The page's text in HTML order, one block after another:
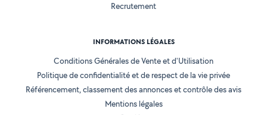
Recrutement
INFORMATIONS LÉGALES
Conditions Générales de Vente et d'Utilisation
Politique de confidentialité et de respect de la vie privée
Référencement, classement des annonces et contrôle des avis
Mentions légales